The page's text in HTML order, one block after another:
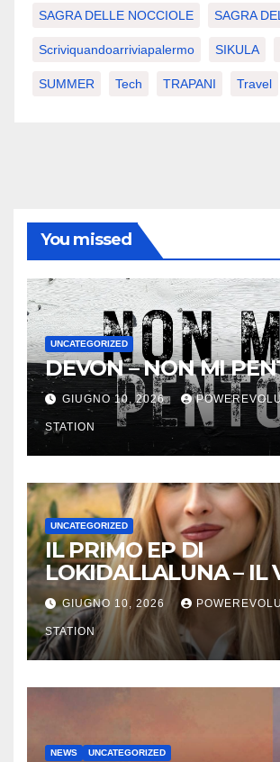
SAGRA DELLE NOCCIOLE SAGRA
Scriviquandoarriviapalermo SIKULA
SUMMER Tech TRAPANI Travel
You missed
UNCATEGORIZED
DEVON – NON MI
GIUGNO 10, 2026
STATION
UNCATEGORIZED
IL PRIMO EP DI
LOKIDALLALUNA – IL VENTO
SCAPPA SE
GIUGNO 10, 2026
STATION
NEWS UNCATEGORIZED